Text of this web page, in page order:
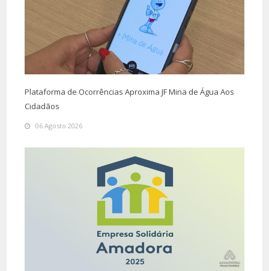
Plataforma de Ocorrências Aproxima JF Mina de Água Aos
Cidadãos
06 Agosto 2026